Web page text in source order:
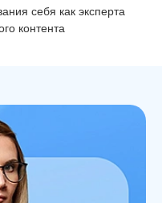
себя как эксперта
контента